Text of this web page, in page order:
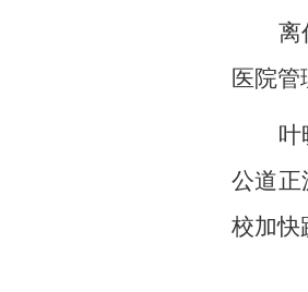
离
医院管
叶
公道正
校加快